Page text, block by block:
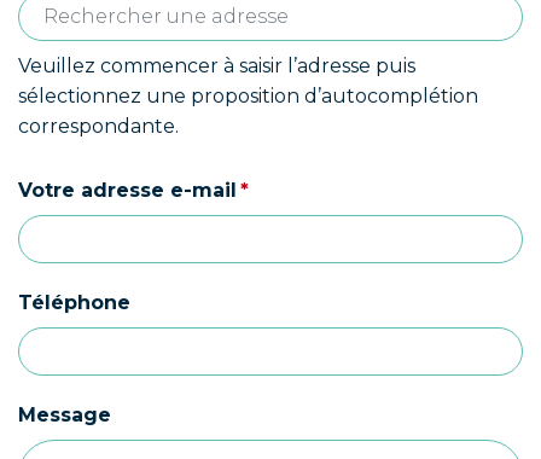
Veuillez commencer à saisir l’adresse puis
sélectionnez une proposition d’autocomplétion
correspondante.
Votre adresse e-mail (obligatoire)
*
Téléphone
Message